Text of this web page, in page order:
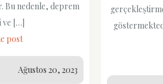
Bu nedenle, deprem
ve […]
post
Ağustos 20, 2023